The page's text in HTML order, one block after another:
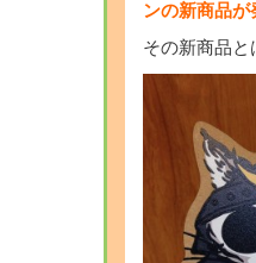
ンの新商品が
その新商品と